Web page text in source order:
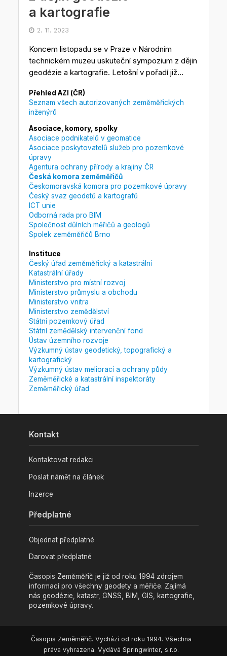
a kartografie
2. 11. 2023
Koncem listopadu se v Praze v Národním
technickém muzeu uskuteční sympozium z dějin
geodézie a kartografie. Letošní v pořadí již...
Přehled AZI (ČR)
Seznam všech autorizovaných zeměměřických
inženýrů
Asociace, komory, spolky
Asociace podnikatelů v geomatice
Asociace poskytovatelů služeb pro pozemkové
úpravy
Agentura ochrany přírody a krajiny ČR
Česká komora zeměměřičů
Českomoravská komora pro pozemkové úpravy
Český svaz geodetů a kartografů
ICT unie
Odborná rada pro BIM
Společnost důlních měřičů a geologů
Spolek zeměměřičů Brno
Instituce
Český úřad zeměměřický a katastrální
Katastrální úřady
Ministerstvo pro místní rozvoj
Ministerstvo průmyslu a obchodu
Ministerstvo vnitra
Ministerstvo zemědělství
Státní pozemkový úřad
Státní zemědělský intervenční fond
Ústav územního rozvoje
Výzkumný ústav geodetický, topografický a
kartografický
Výzkumný ústav meliorací a ochrany půdy
Zeměměřické a katastrální inspektoráty
Zeměměřický úřad
Kontakt
Kontaktovat redakci
Poslat námět na článek
Inzerce
Předplatné
Objednat předplatné
Darovat předplatné
Časopis Zeměměřič je již od roku 1994 zdrojem
informací pro všechny geodety a měřiče. Zajímá
nás geodézie, katastr, GNSS, BIM, GIS, kartografie,
pozemkové úpravy.
Časopis Zeměměřič. Vychází od roku 1994. Všechna
práva vyhrazena. Vydává Springwinter, s.r.o.